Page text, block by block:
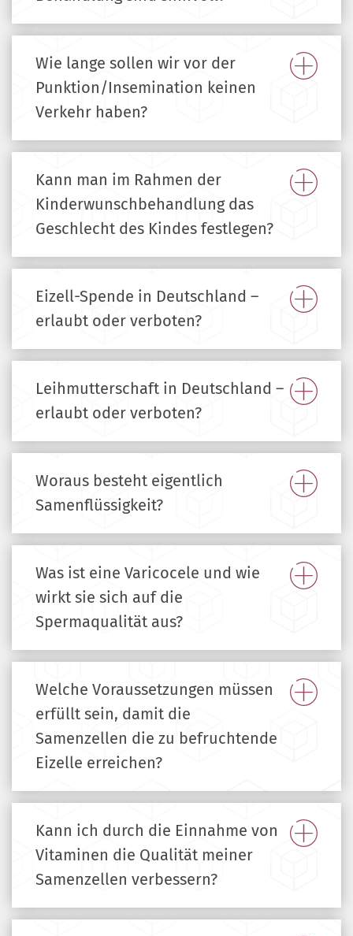
Wie lange sollen wir vor der
Punktion/Insemination keinen
Verkehr haben?
Kann man im Rahmen der
Kinderwunschbehandlung das
Geschlecht des Kindes festlegen?
Eizell-Spende in Deutschland –
erlaubt oder verboten?
Leihmutterschaft in Deutschland –
erlaubt oder verboten?
Woraus besteht eigentlich
Samenflüssigkeit?
Was ist eine Varicocele und wie
wirkt sie sich auf die
Spermaqualität aus?
Welche Voraussetzungen müssen
erfüllt sein, damit die
Samenzellen die zu befruchtende
Eizelle erreichen?
Kann ich durch die Einnahme von
Vitaminen die Qualität meiner
Samenzellen verbessern?